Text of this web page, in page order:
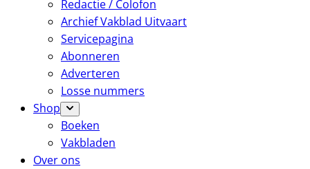
Redactie / Colofon
Archief Vakblad Uitvaart
Servicepagina
Abonneren
Adverteren
Losse nummers
Shop
Boeken
Vakbladen
Over ons